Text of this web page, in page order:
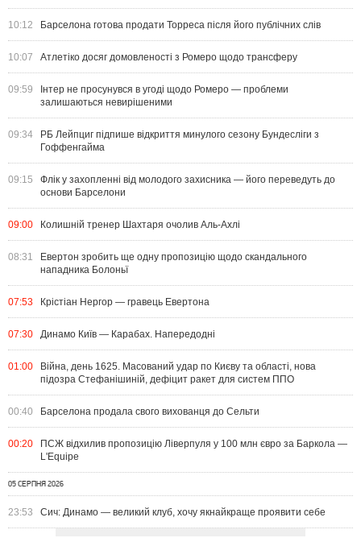
10:12 Барселона готова продати Торреса після його публічних слів
10:07 Атлетіко досяг домовленості з Ромеро щодо трансферу
09:59
Інтер не просунувся в угоді щодо Ромеро — проблеми
залишаються невирішеними
09:34
РБ Лейпциг підпише відкриття минулого сезону Бундесліги з
Гоффенгайма
09:15
Флік у захопленні від молодого захисника — його переведуть до
основи Барселони
09:00 Колишній тренер Шахтаря очолив Аль-Ахлі
08:31
Евертон зробить ще одну пропозицію щодо скандального
нападника Болоньї
07:53 Крістіан Нергор — гравець Евертона
07:30 Динамо Київ — Карабах. Напередодні
01:00
Війна, день 1625. Масований удар по Києву та області, нова
підозра Стефанішиній, дефіцит ракет для систем ППО
00:40 Барселона продала свого вихованця до Сельти
00:20
ПСЖ відхилив пропозицію Ліверпуля у 100 млн євро за Баркола —
L'Equipe
05 СЕРПНЯ 2026
23:53 Сич: Динамо — великий клуб, хочу якнайкраще проявити себе